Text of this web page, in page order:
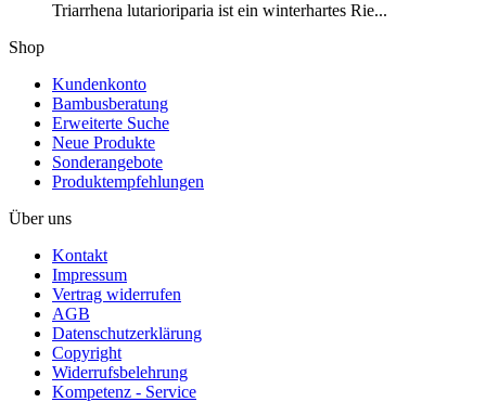
Triarrhena lutarioriparia ist ein winterhartes Rie...
Shop
Kundenkonto
Bambusberatung
Erweiterte Suche
Neue Produkte
Sonderangebote
Produktempfehlungen
Über uns
Kontakt
Impressum
Vertrag widerrufen
AGB
Datenschutzerklärung
Copyright
Widerrufsbelehrung
Kompetenz - Service